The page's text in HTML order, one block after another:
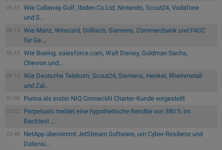
06:15
Wie Callaway Golf, Ibiden Co.Ltd, Nintendo, Scout24, Vodafone
und S...
06:15
Wie Manz, Wirecard, Drillisch, Siemens, Commerzbank und FACC
für Ge...
06:15
Wie Boeing, salesforce.com, Walt Disney, Goldman Sachs,
Chevron und...
06:15
Wie Deutsche Telekom, Scout24, Siemens, Henkel, Rheinmetall
und Zal...
01:09 Purina als erster NIQ ConnectAI Charter-Kunde vorgestellt
23:02
Perpetuals meldet eine hypothetische Rendite von 380 % im
Backtest ...
22:48
NetApp übernimmt JetStream Software, um Cyber-Resilienz und
Datensi...